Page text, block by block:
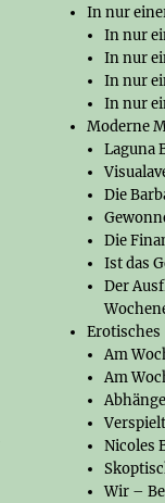
In nur
In nur
In nur
In nur
In nur
Moderne
Laguna
Die
Die
Ist das
Der
Erotisches
Am
Am
Nicoles
Wir –